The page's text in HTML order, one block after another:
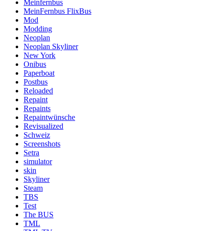
Meinfernbus
MeinFernbus FlixBus
Mod
Modding
Neoplan
Neoplan Skyliner
New York
Onibus
Paperboat
Postbus
Reloaded
Repaint
Repaints
Repaintwünsche
Revisualized
Schweiz
Screenshots
Setra
simulator
skin
Skyliner
Steam
TBS
Test
The BUS
TML